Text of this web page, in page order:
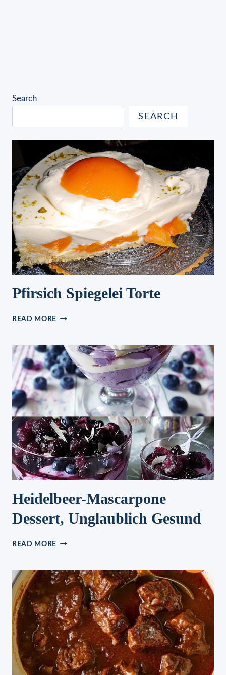
Search
SEARCH
Pfirsich Spiegelei Torte
READ MORE PFIRSICH
Heidelbeer-Mascarpone
Dessert, Unglaublich Gesund
READ MORE HEIDELBEER-
UNGLAUBLICH
GESUND